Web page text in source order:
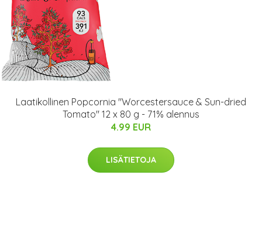
Laatikollinen Popcornia "Worcestersauce & Sun-dried
Tomato" 12 x 80 g - 71% alennus
4.99 EUR
LISÄTIETOJA